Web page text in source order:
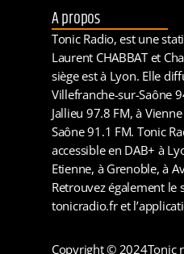
A propos
Tonic Radio, est une
Laurent CHABBAT et
siège est à Lyon. Elle
Villefranche-sur-Saône
Jallieu 97.8 FM, à
Saône 91.1 FM. Tonic
accessible en DAB+ à
Etienne, à Grenoble, à
Retrouvez également le
tonicradio.fr et
Copyright © 2024Tonic